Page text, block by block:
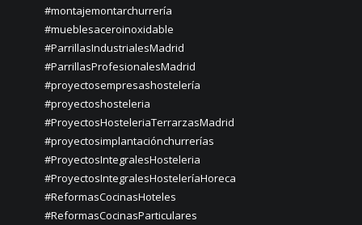
#montajemontarchurrería
#mueblesaceroinoxidable
#ParrillasIndustrialesMadrid
#ParrillasProfesionalesMadrid
#proyectosempresashostelería
#proyectoshosteleria
#ProyectosHosteleriaTerrarzasMadrid
#proyectosimplantaciónchurrerías
#ProyectosIntegralesHosteleria
#ProyectosIntegralesHosteleríaHoreca
#ReformasCocinasHoteles
#ReformasCocinasParticulares